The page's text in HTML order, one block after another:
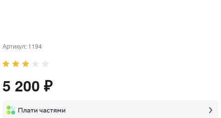
Артикул: 1194
5 200 ₽